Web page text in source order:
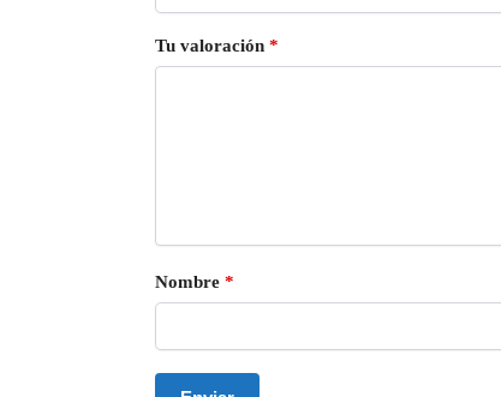
Tu valoración *
Nombre *